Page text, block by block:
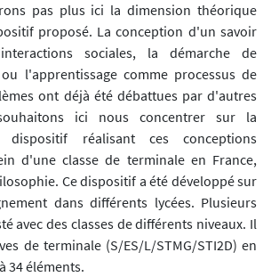
pas plus ici la dimension théorique
proposé. La conception d'un savoir
sociales, la démarche de
l'apprentissage comme processus de
ont déjà été débattues par d'autres
ici nous concentrer sur la
dispositif réalisant ces conceptions
d'une classe de terminale en France,
Ce dispositif a été développé sur
dans différents lycées. Plusieurs
avec des classes de différents niveaux. Il
de terminale (S/ES/L/STMG/STI2D) en
34 éléments.